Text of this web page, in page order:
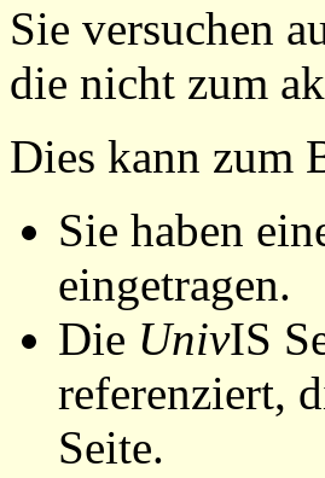
Sie versuchen
die nicht zum
Dies kann zum
Sie haben
eingetragen.
Die UnivIS
referenziert,
Seite.